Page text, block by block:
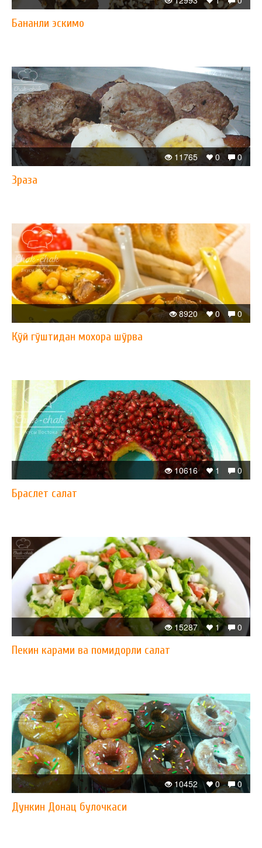
Бананли эскимо
0
0
11765
Зраза
0
0
8920
Қўй гўштидан мохора шўрва
0
1
10616
Браслет салат
0
1
15287
Пекин карами ва помидорли салат
0
0
10452
Дункин Донац булочкаси